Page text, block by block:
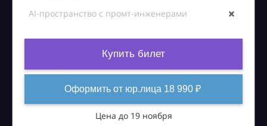
AI-пространство с промт-инженерами
Купить билет
Оформить от юр.лица 18 990 ₽
Цена до 19 ноября